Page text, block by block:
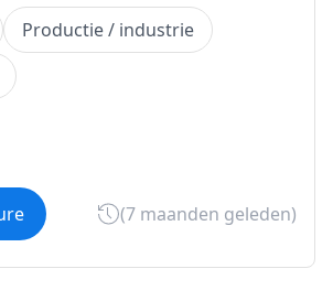
Productie / industrie
(7 maanden geleden)